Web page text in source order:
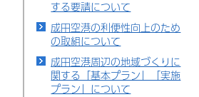
する要請について
成田空港の利便性向上のため
の取組について
成田空港周辺の地域づくりに
関する「基本プラン」「実施
プラン」について